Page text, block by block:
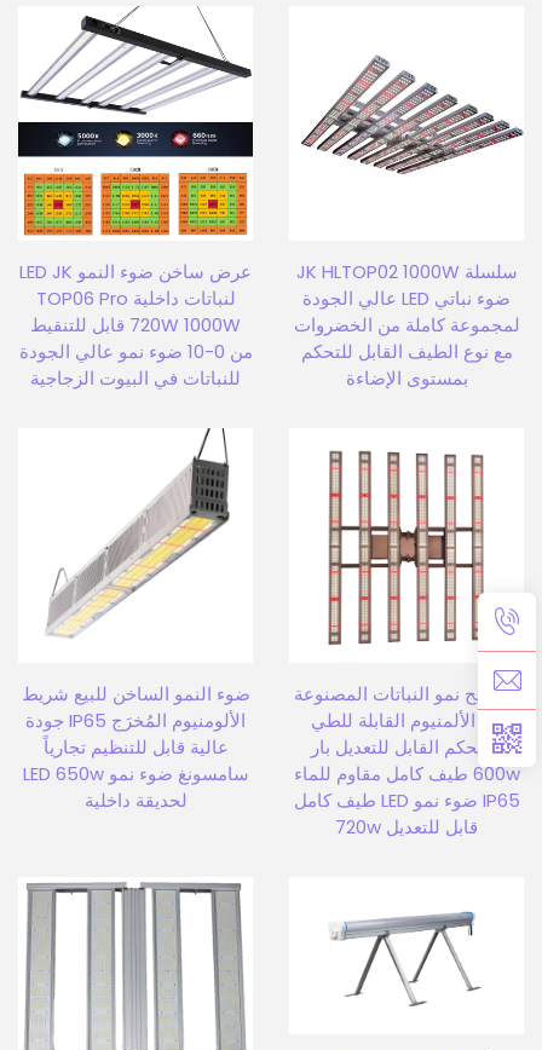
سلسلة JK HLTOP02 1000W
ضوء نباتي LED عالي الجودة
لمجموعة كاملة من الخضروات
مع نوع الطيف القابل للتحكم
بمستوى الإضاءة
عرض ساخن ضوء النمو LED JK
لنباتات داخلية TOP06 Pro
720W 1000W قابل للتنقيط
من 0-10 ضوء نمو عالي الجودة
للنباتات في البيوت الزجاجية
مصابيح نمو النباتات المصنوعة
من الألمنيوم القابلة للطي
والتحكم القابل للتعديل بار
600w طيف كامل مقاوم للماء
IP65 ضوء نمو LED طيف كامل
قابل للتعديل 720w
ضوء النمو الساخن للبيع شريط
الألومنيوم المُخرَج IP65 جودة
عالية قابل للتنظيم تجارياً
سامسونغ ضوء نمو LED 650w
لحديقة داخلية